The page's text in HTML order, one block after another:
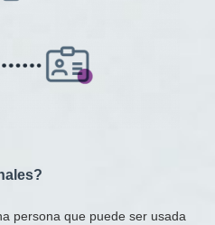
persona que puede ser usada